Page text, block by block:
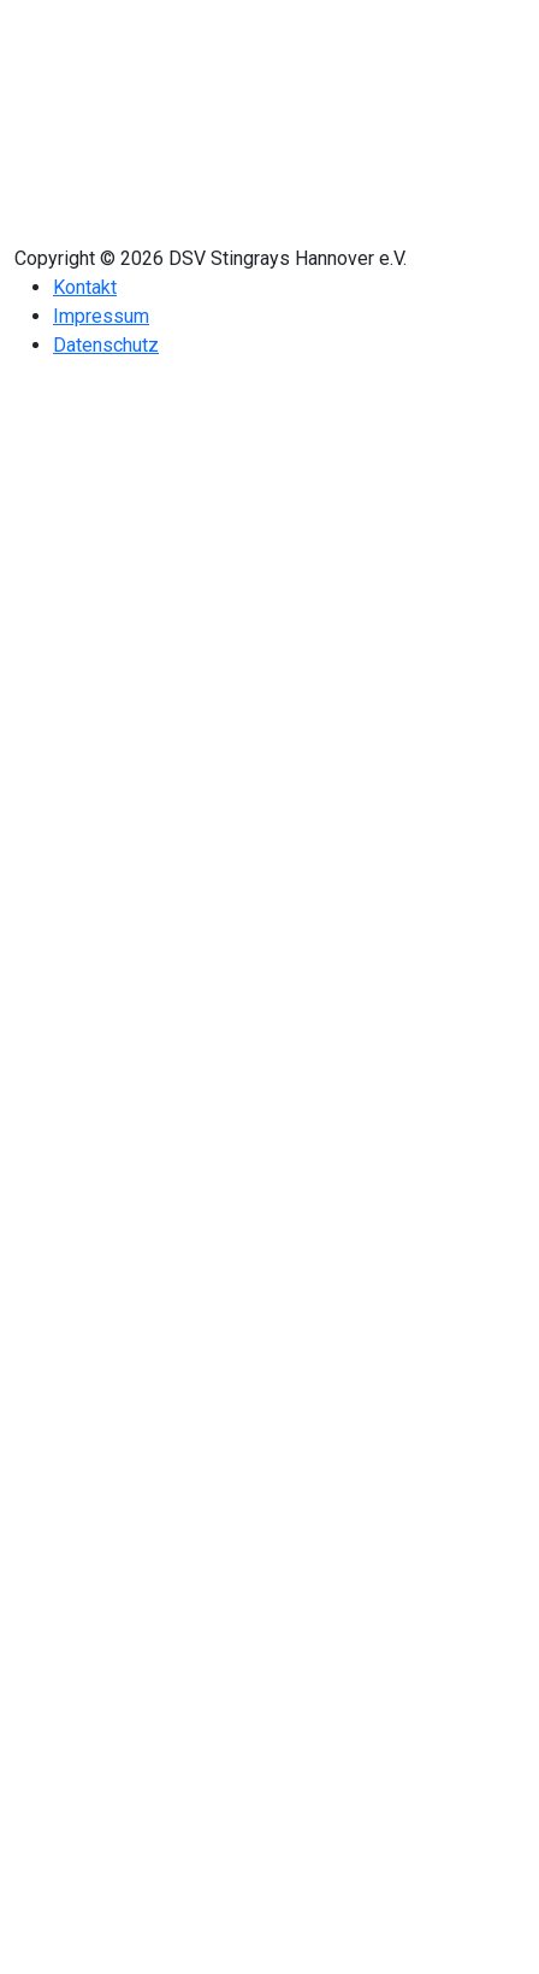
Copyright © 2026 DSV Stingrays Hannover e.V.
Kontakt
Impressum
Datenschutz